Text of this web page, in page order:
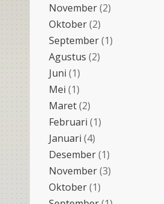
November(2)
Oktober(2)
September(1)
Agustus (2)
Juni (1)
Mei (1)
Maret(2)
Februari (1)
Januari (4)
Desember(1)
November(3)
Oktober(1)